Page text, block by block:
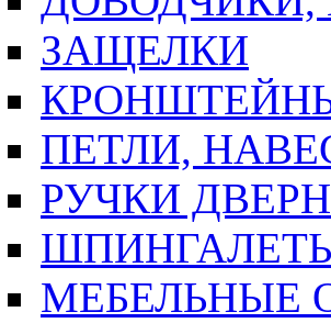
ЗАЩЕЛКИ
ПЕТЛИ,
РУЧКИ
МЕБЕЛЬНЫЕ